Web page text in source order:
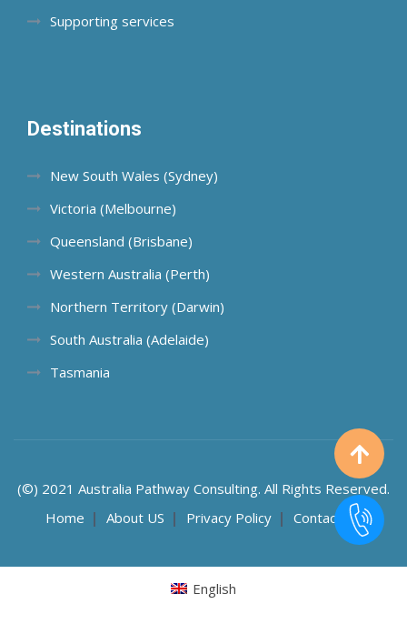
Supporting services
Destinations
New South Wales (Sydney)
Victoria (Melbourne)
Queensland (Brisbane)
Western Australia (Perth)
Northern Territory (Darwin)
South Australia (Adelaide)
Tasmania
(©) 2021 Australia Pathway Consulting. All Rights Reserved.
Home
About US Privacy Policy Contact US
English